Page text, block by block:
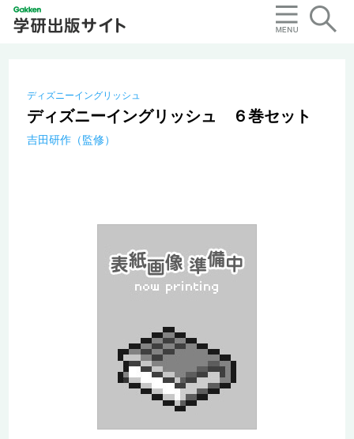
ディズニーイングリッシュ
ディズニーイングリッシュ ６巻セット
吉田研作（監修）